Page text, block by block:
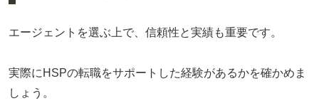
エージェントを選ぶ上で、信頼性と実績も重要です。
実際にHSPの転職をサポートした経験があるかを確かめま
しょう。